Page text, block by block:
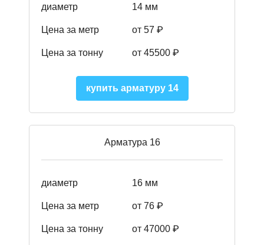
диаметр 14 мм
Цена за метр от 57 ₽
Цена за тонну от 45500 ₽
купить арматуру 14
Арматура 16
диаметр 16 мм
Цена за метр от 76 ₽
Цена за тонну от 47000 ₽